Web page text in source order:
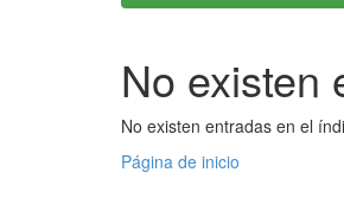
No existen
No existen entradas en el
Página de inicio